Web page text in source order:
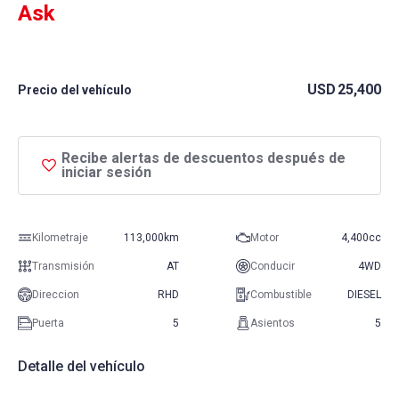
Ask
Precio del vehículo USD 25,400
Recibe alertas de descuentos después de
iniciar sesión
Kilometraje 113,000km Motor 4,400cc
Transmisión AT Conducir 4WD
Direccion RHD Combustible DIESEL
Puerta 5 Asientos 5
Detalle del vehículo